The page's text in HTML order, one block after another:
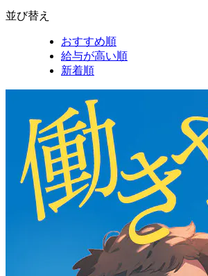
並び替え
おすすめ順
給与が高い順
新着順